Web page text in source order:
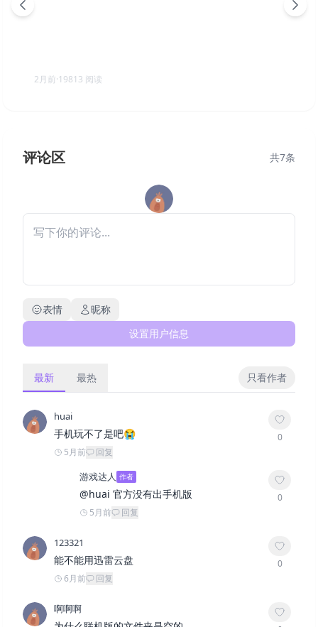
2月前·19813 阅读
评论区 共7条
表情
昵称
设置用户信息
最新 最热 只看作者
huai
手机玩不了是吧😭
5月前 回复
0
游戏达人 作者
@huai 官方没有出手机版
5月前 回复
0
123321
能不能用迅雷云盘
6月前 回复
0
啊啊啊